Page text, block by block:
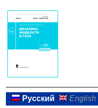
Русский English